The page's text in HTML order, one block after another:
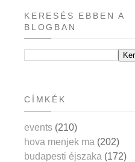
KERESÉS EBBEN A
BLOGBAN
CÍMKÉK
events (210)
hova menjek ma (202)
budapesti éjszaka (172)